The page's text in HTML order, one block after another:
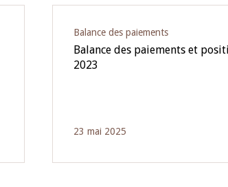
Balance des paiements
Balance des paiements et
2023
23 mai 2025